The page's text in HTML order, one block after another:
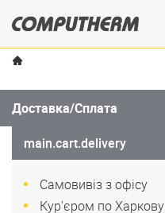
Доставка/Сплата
main.cart.delivery
Самовивіз з офісу
Кур'єром по Харкову